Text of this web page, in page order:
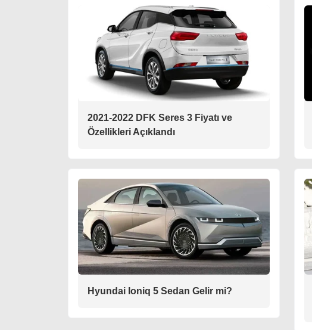
2021-2022 DFK Seres 3 Fiyatı ve
Özellikleri Açıklandı
Hyundai Ioniq 5 Sedan Gelir mi?